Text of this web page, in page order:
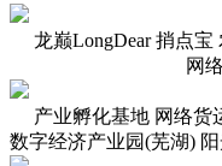
龙巅LongDear 捎点宝
网
产业孵化基地 网络货
数字经济产业园(芜湖)